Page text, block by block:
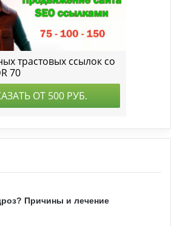
Причины и лечение